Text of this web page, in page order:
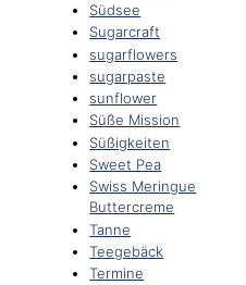
Südsee
Sugarcraft
sugarflowers
sugarpaste
sunflower
Süße Mission
Süßigkeiten
Sweet Pea
Swiss Meringue
Buttercreme
Tanne
Teegebäck
Termine